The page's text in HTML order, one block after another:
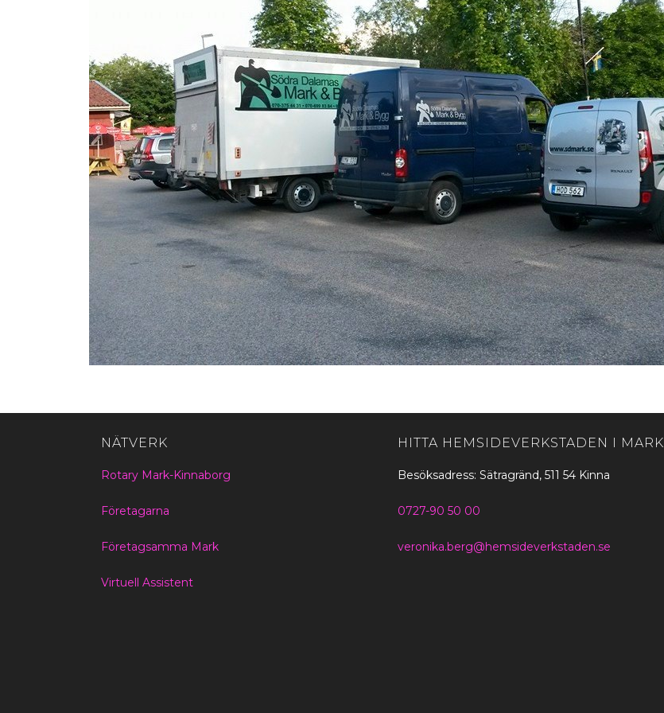
NÄTVERK
Rotary Mark-Kinnaborg
Företagarna
Företagsamma Mark
Virtuell Assistent
HITTA HEMSIDEVERKSTADEN I MARK
Besöksadress: Sätragränd, 511 54 Kinna
0727-90 50 00
veronika.berg@hemsideverkstaden.se